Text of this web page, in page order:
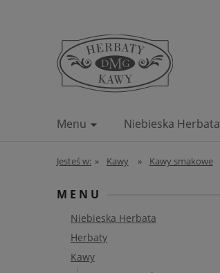
Menu Niebieska Herbata
Blog Kontakt
Jesteś w: » Kawy » Kawy smakowe
MENU
Niebieska Herbata
Herbaty
Kawy